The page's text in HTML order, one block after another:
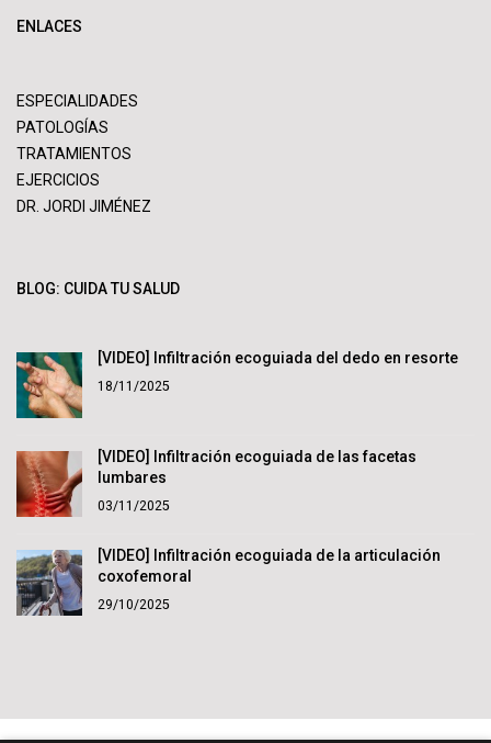
ENLACES
ESPECIALIDADES
PATOLOGÍAS
TRATAMIENTOS
EJERCICIOS
DR. JORDI JIMÉNEZ
BLOG: CUIDA TU SALUD
[VIDEO] Infiltración ecoguiada del dedo en resorte
18/11/2025
[VIDEO] Infiltración ecoguiada de las facetas
lumbares
03/11/2025
[VIDEO] Infiltración ecoguiada de la articulación
coxofemoral
29/10/2025